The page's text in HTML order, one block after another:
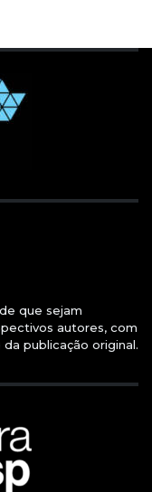
que sejam
autores, com
publicação original.